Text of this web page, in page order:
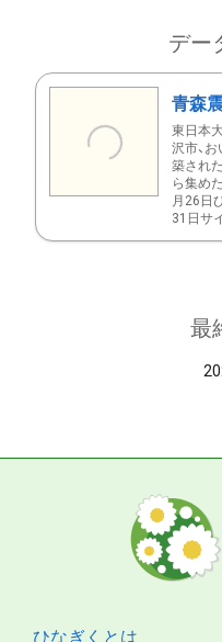
デー
青森
東日本
沢市、
築され
ら集め
月26日
31日サ
最
ひなぎくとは